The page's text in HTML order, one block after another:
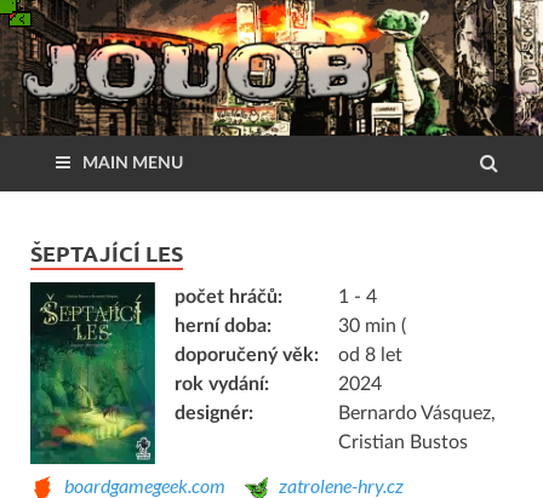
MAIN MENU
ŠEPTAJÍCÍ LES
počet hráčů:
1 - 4
herní doba:
30 min (
doporučený věk:
od 8 let
rok vydání:
2024
designér:
Bernardo Vásquez,
Cristian Bustos
boardgamegeek.com zatrolene-hry.cz